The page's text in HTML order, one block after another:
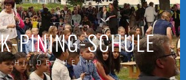
PINING-SCHULE
H I L D E S H E I M